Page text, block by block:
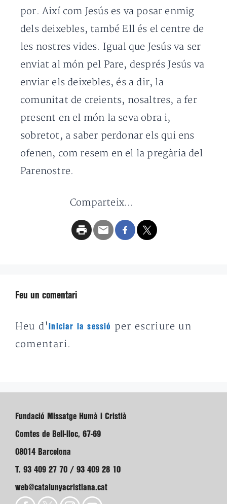
por. Així com Jesús es va posar enmig
dels deixebles, també Ell és el centre de
les nostres vides. Igual que Jesús va ser
enviat al món pel Pare, després Jesús va
enviar els deixebles, és a dir, la
comunitat de creients, nosaltres, a fer
present en el món la seva obra i,
sobretot, a saber perdonar els qui ens
ofenen, com resem en el la pregària del
Parenostre.
Comparteix...
Feu un comentari
Heu d'iniciar la sessió
per escriure un
comentari.
Fundació Missatge Humà i Cristià
Comtes de Bell-lloc, 67-69
08014 Barcelona
T. 93 409 27 70 / 93 409 28 10
web@catalunyacristiana.cat